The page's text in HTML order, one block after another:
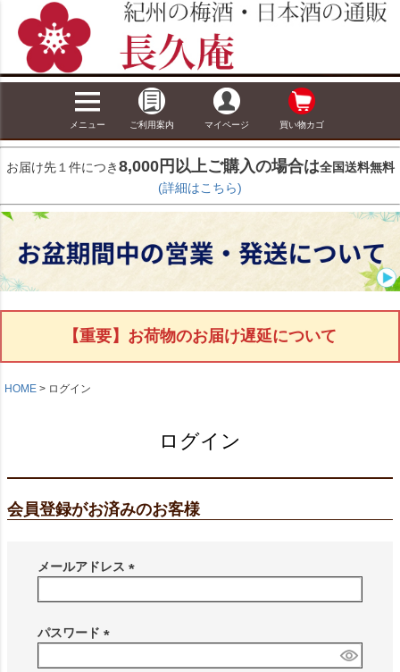
メニュー ご利用案内 マイページ 買い物カゴ
お届け先１件につき8,000円以上ご購入の場合は全国送料無料
(詳細はこちら)
【重要】お荷物のお届け遅延について
HOME ログイン
ログイン
会員登録がお済みのお客様
メールアドレス
)
パスワード